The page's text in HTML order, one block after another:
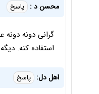
محسن د : پاسخ
گرانی دونه دونه
استفاده کنه.
اهل دل: پاسخ